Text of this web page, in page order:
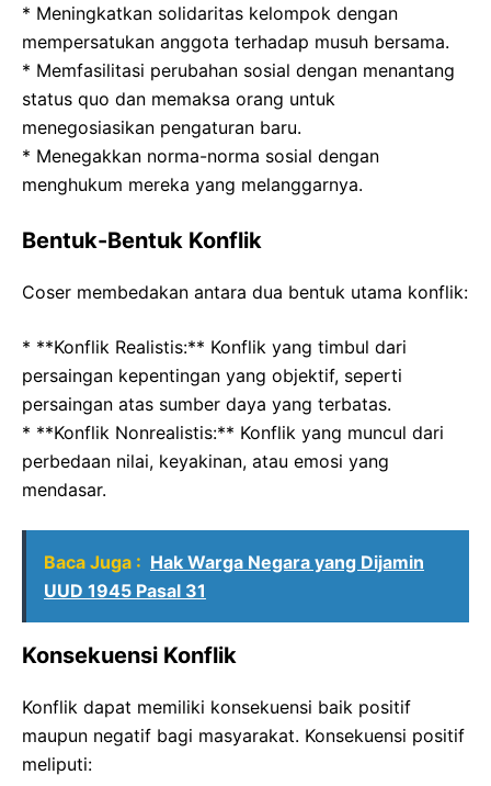
* Meningkatkan solidaritas kelompok dengan
mempersatukan anggota terhadap musuh bersama.
* Memfasilitasi perubahan sosial dengan menantang
status quo dan memaksa orang untuk
menegosiasikan pengaturan baru.
* Menegakkan norma-norma sosial dengan
menghukum mereka yang melanggarnya.
Bentuk-Bentuk Konflik
Coser membedakan antara dua bentuk utama konflik:
* **Konflik Realistis:** Konflik yang timbul dari
persaingan kepentingan yang objektif, seperti
persaingan atas sumber daya yang terbatas.
* **Konflik Nonrealistis:** Konflik yang muncul dari
perbedaan nilai, keyakinan, atau emosi yang
mendasar.
Baca Juga : Hak Warga Negara yang Dijamin
UUD 1945 Pasal 31
Konsekuensi Konflik
Konflik dapat memiliki konsekuensi baik positif
maupun negatif bagi masyarakat. Konsekuensi positif
meliputi: